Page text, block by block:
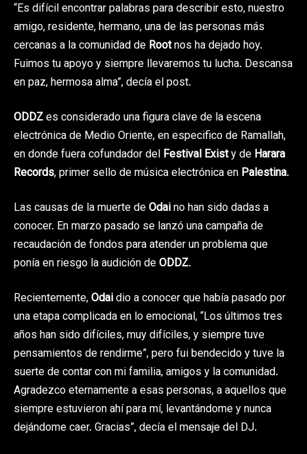
“Es difícil encontrar palabras para describir esto, nuestro
amigo, residente, hermano, una de las personas más
cercanas a la comunidad de Rootnos ha dejado hoy.
Fuimos tu apoyo y siempre llevaremos tu lucha. Descansa
en paz, hermosa alma”, decía el post.
ODDZes considerado una figura clave de la escena
electrónica de Medio Oriente, en especifico de Ramallah,
en donde fuera cofundador del Festival Existy de Harara
Records, primer sello de música electrónica en Palestina.
Las causas de la muerte deOdaino han sido dadas a
conocer. En marzo pasado se lanzó una campaña de
recaudación de fondos para atender un problema que
ponía en riesgo la audición deODDZ.
Recientemente,Odaidio a conocer que había pasado por
una etapa complicada en lo emocional, “Los últimos tres
años han sido difíciles, muy difíciles, y siempre tuve
pensamientos de rendirme”, pero fui bendecido y tuve la
suerte de contar con mi familia, amigos y la comunidad.
Agradezco eternamente a esas personas, a aquellos que
siempre estuvieron ahí para mí, levantándome y nunca
dejándome caer. Gracias”, decía el mensaje del DJ.